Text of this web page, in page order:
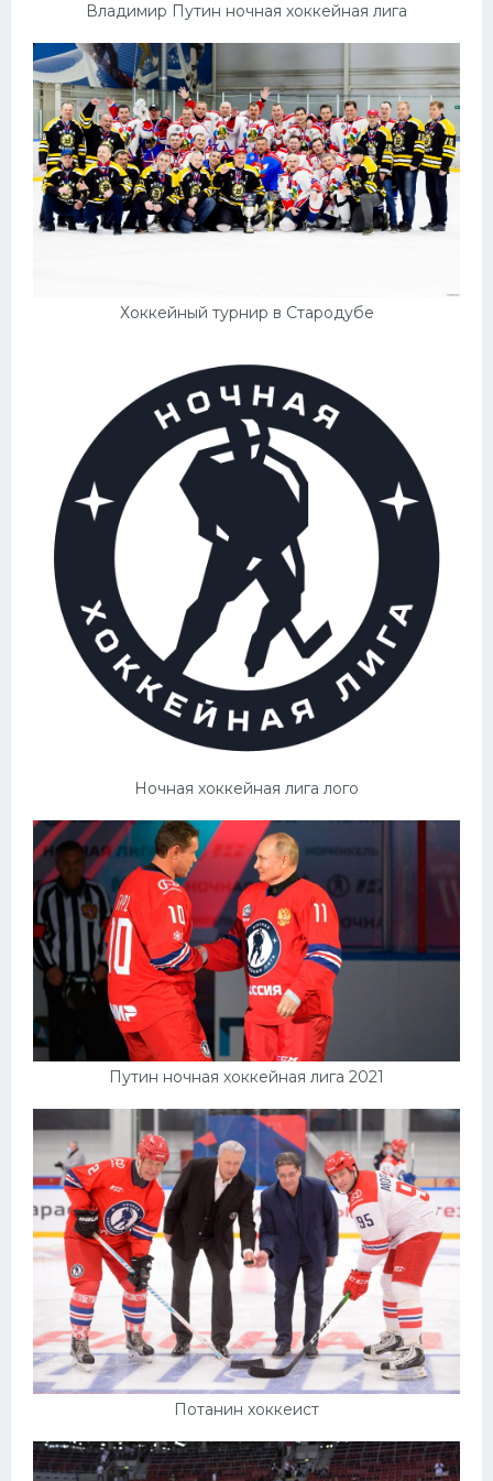
Владимир Путин ночная хоккейная лига
Хоккейный турнир в Стародубе
Ночная хоккейная лига лого
Путин ночная хоккейная лига 2021
Потанин хоккеист